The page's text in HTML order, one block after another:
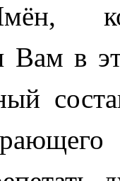
Вам в